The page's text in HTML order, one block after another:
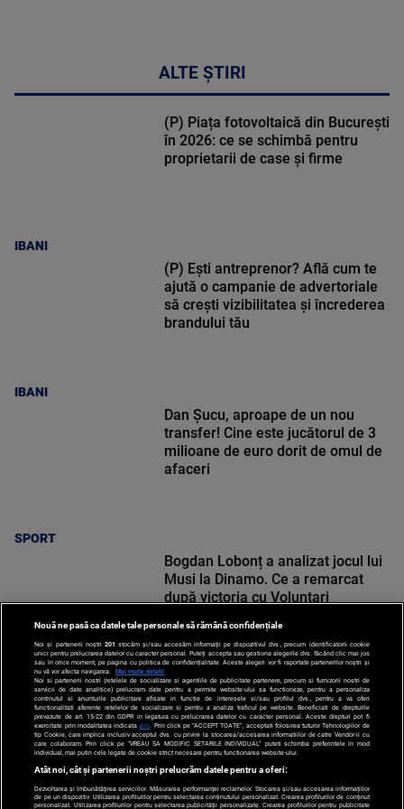
ALTE ȘTIRI
IBANI
(P) Piața fotovoltaică din București
în 2026: ce se schimbă pentru
proprietarii de case și firme
IBANI
(P) Ești antreprenor? Află cum te
ajută o campanie de advertoriale
să crești vizibilitatea și încrederea
brandului tău
SPORT
Dan Șucu, aproape de un nou
transfer! Cine este jucătorul de 3
milioane de euro dorit de omul de
afaceri
SPORT
Bogdan Lobonț a analizat jocul lui
Musi la Dinamo. Ce a remarcat
după victoria cu Voluntari
Nouă ne pasă ca datele tale personale să rămână confidențiale
Noi și partenerii noștri 201 stocăm și/sau accesăm informații pe dispozitivul dvs., precum identificatorii cookie
unici pentru prelucrarea datelor cu caracter personal. Puteți accepta sau gestiona alegerile dvs. făcând clic mai jos
sau în orice moment, pe pagina cu politica de confidențialitate. Aceste alegeri vor fi raportate partenerilor noștri și
nu vă vor afecta navigarea.
Mai multe detalii
Noi si partenerii nostri (retelele de socializare si agentiile de publicitate partenere, precum si furnizorii nostri de
servicii de date analitice) prelucram date pentru a permite website-ului sa functioneze, pentru a personaliza
continutul si anunturile publicitare afisate in functie de interesele si/sau profilul dvs., pentru a va oferi
functionalitati aferente retelelor de socializare si pentru a analiza traficul pe website. Beneficiati de drepturile
prevazute de art. 15-22 din GDPR in legatura cu prelucrarea datelor cu caracter personal. Aceste drepturi pot fi
exercitate prin modalitatea indicataaici . Prin click pe “ACCEPT TOATE”, acceptati folosirea tuturor Tehnologiilor de
tip Cookie, care implica inclusiv acceptul dvs. cu privire la stocarea/accesarea informatiilor de catre Vendor-ii cu
care colaboram. Prin click pe “VREAU SA MODIFIC SETARILE INDIVIDUAL” puteti schimba preferintele in mod
individual, mai putin cele legate de cookie strict necesare pentru functionarea website-ului.
Atât noi, cât și partenerii noștri prelucrăm datele pentru a oferi:
Dezvoltarea și îmbunătățirea serviciilor. Măsurarea performanței reclamelor. Stocarea și/sau accesarea informațiilor
de pe un dispozitiv. Utilizarea profilurilor pentru selectarea conținutului personalizat. Crearea profilurilor de conținut
personalizat. Utilizarea profilurilor pentru selectarea publicității personalizate. Crearea profilurilor pentru publicitate